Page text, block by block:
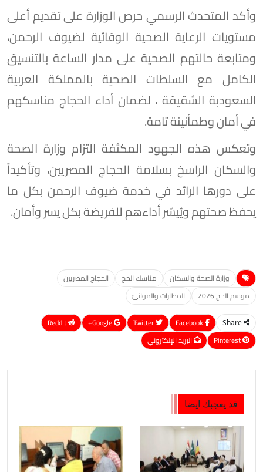
وأكد المتحدث الرسمي حرص الوزارة على تقديم أعلى
مستويات الرعاية الصحية الوقائية لضيوف الرحمن،
ومتابعة حالتهم الصحية على مدار الساعة بالتنسيق
الكامل مع السلطات الصحية بالمملكة العربية
السعودبة الشقيقة ، لضمان أداء الحجاج مناسكهم
في أمان وطمأنينة تامة.
وتعكس هذه الجهود المكثفة التزام وزارة الصحة
والسكان الراسخ بسلامة الحجاج المصريين، وتأكيداً
على دورها الرائد في خدمة ضيوف الرحمن بكل ما
يحفظ صحتهم ويُيسّر أداءهم للفريضة بكل يسر وأمان.
وزارة الصحة والسكان مناسك الحج
الحجاج المصريين
موسم الحج 2026
المطارات والموانئ
Share
Google+
ReddIt
Pinterest
البريد الإلكتروني
قد يعجبك ايضا